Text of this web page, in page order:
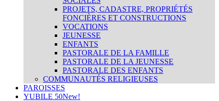
PROJETS, CADASTRE, PROPRIÉTÉS
FONCIÈRES ET CONSTRUCTIONS
VOCATIONS
JEUNESSE
ENFANTS
PASTORALE DE LA FAMILLE
PASTORALE DE LA JEUNESSE
PASTORALE DES ENFANTS
COMMUNAUTÉS RELIGIEUSES
PAROISSES
YUBILE 50New!